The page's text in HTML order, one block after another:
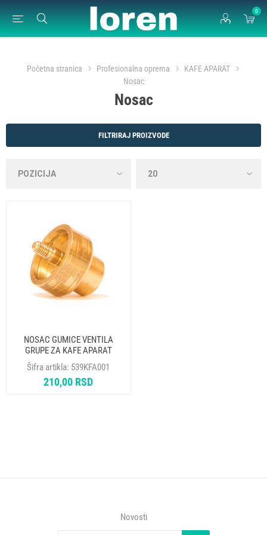
0
Početna stranica Profesionalna oprema
KAFE APARAT
Nosac
Nosac
FILTRIRAJ PROIZVODE
NOSAC GUMICE VENTILA
GRUPE ZA KAFE APARAT
Šifra artikla: 539KFA001
210,00 RSD
Novosti